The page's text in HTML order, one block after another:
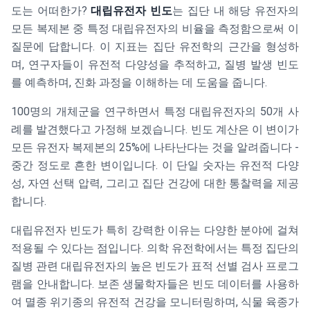
도는 어떠한가?대립유전자 빈도는 집단 내 해당 유전자의
모든 복제본 중 특정 대립유전자의 비율을 측정함으로써 이
질문에 답합니다. 이 지표는 집단 유전학의 근간을 형성하
며, 연구자들이 유전적 다양성을 추적하고, 질병 발생 빈도
를 예측하며, 진화 과정을 이해하는 데 도움을 줍니다.
100명의 개체군을 연구하면서 특정 대립유전자의 50개 사
례를 발견했다고 가정해 보겠습니다. 빈도 계산은 이 변이가
모든 유전자 복제본의 25%에 나타난다는 것을 알려줍니다 -
중간 정도로 흔한 변이입니다. 이 단일 숫자는 유전적 다양
성, 자연 선택 압력, 그리고 집단 건강에 대한 통찰력을 제공
합니다.
대립유전자 빈도가 특히 강력한 이유는 다양한 분야에 걸쳐
적용될 수 있다는 점입니다. 의학 유전학에서는 특정 집단의
질병 관련 대립유전자의 높은 빈도가 표적 선별 검사 프로그
램을 안내합니다. 보존 생물학자들은 빈도 데이터를 사용하
여 멸종 위기종의 유전적 건강을 모니터링하며, 식물 육종가